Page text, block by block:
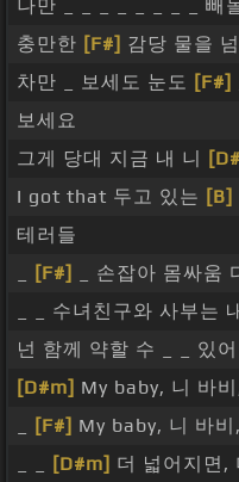
나만 _ _ _ _ _ _ _ _ 빼
충만한 [F#] 감당 물을
차만 _ 보세도 눈도 [F#]
보세요
그게 당대 지금 내 니
I got that 두고 있는 [B]
테러들
[F#]
_ 손잡아 몸싸움
_ _ 수녀친구와 사부는
넌 함께 약할 수 _ _ 있어
[D#m] My baby, 니 바
[F#] My baby, 니 바
[D#m] 더 넓어지면,